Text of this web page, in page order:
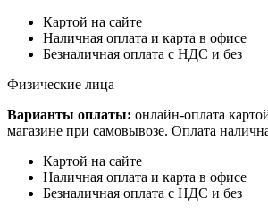
Картой на сайте
Наличная оплата и карта в офисе
Безналичная оплата с НДС и без
Физические лица
Варианты оплаты: онлайн-оплата
магазине при самовывозе. Оплата
Картой на сайте
Наличная оплата и карта в офисе
Безналичная оплата с НДС и без